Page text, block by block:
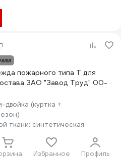
Избранное Профиль
пожарного типа Т для
ЗАО "Завод Труд" 00-
двойка (куртка +
ткани: синтетическая
52-54
система маркировки):52-